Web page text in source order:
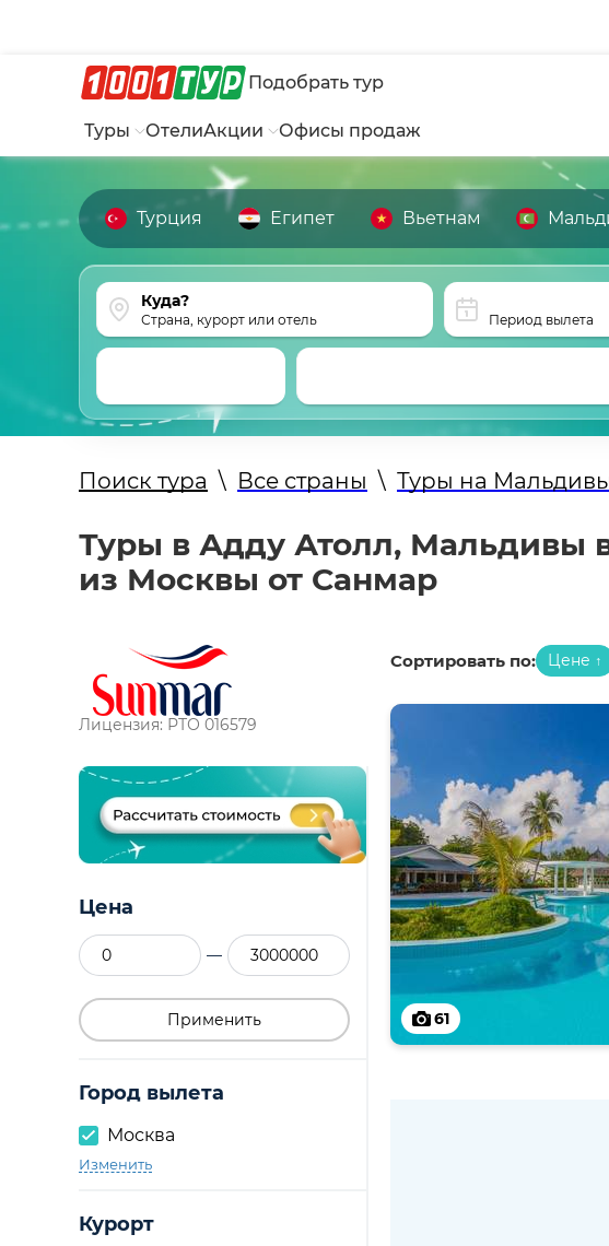
Подобрать тур
Туры ОтелиАкции Офисы продаж
Турция Египет Вьетнам
Страна, курорт или отель Период вылета
Поиск тура \ Все страны \ Туры на
Туры в Адду Атолл, Мальдивы
из Москвы от Санмар
Лицензия: РТО 016579
Цена
—
Применить
Город вылета
Москва
Изменить
Курорт
Сортировать по: Цене ↑
61